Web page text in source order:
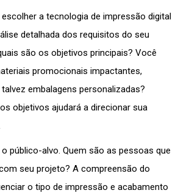
a tecnologia de impressão digital
detalhada dos requisitos do seu
são os objetivos principais? Você
promocionais impactantes,
embalagens personalizadas?
objetivos ajudará a direcionar sua
público-alvo. Quem são as pessoas que
seu projeto? A compreensão do
o tipo de impressão e acabamento